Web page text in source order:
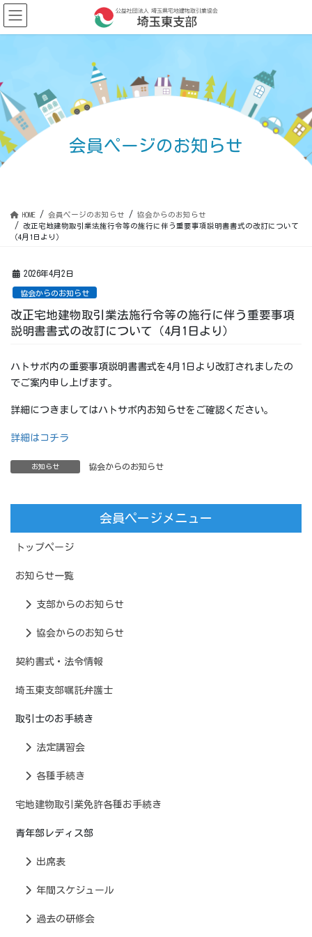
コ
ン
テ
に
移
動
ナ
ビ
ゲ
ョ
ン
に
移
動
会員ページのお知らせ
HOME 会員ページのお知らせ
協会からのお知らせ
改正宅地建物取引業法施行令等の施行に伴う重要事項説明書書式の改訂について
（4月1日より）
2026年4月2日
協会からのお知らせ
改正宅地建物取引業法施行令等の施行に伴う重要事項
説明書書式の改訂について（4月1日より）
ハトサポ内の重要事項説明書書式を4月1日より改訂されましたの
でご案内申し上げます。
詳細につきましてはハトサポ内お知らせをご確認ください。
詳細はコチラ
お知らせ 協会からのお知らせ
会員ページメニュー
トップページ
お知らせ一覧
支部からのお知らせ
協会からのお知らせ
契約書式・法令情報
埼玉東支部嘱託弁護士
取引士のお手続き
法定講習会
各種手続き
宅地建物取引業免許各種お手続き
青年部レディス部
出席表
年間スケジュール
過去の研修会